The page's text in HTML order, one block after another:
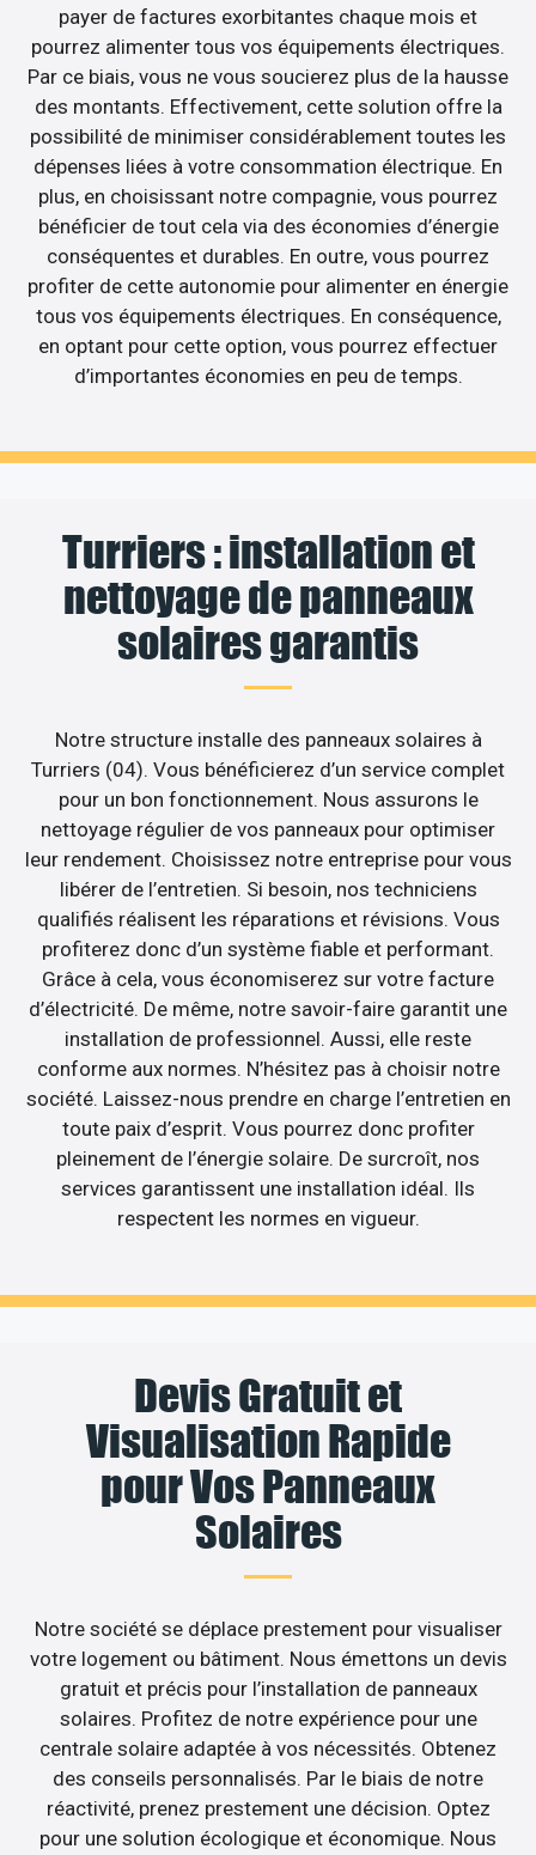
payer de factures exorbitantes chaque mois et
pourrez alimenter tous vos équipements électriques.
Par ce biais, vous ne vous soucierez plus de la hausse
des montants. Effectivement, cette solution offre la
possibilité de minimiser considérablement toutes les
dépenses liées à votre consommation électrique. En
plus, en choisissant notre compagnie, vous pourrez
bénéficier de tout cela via des économies d’énergie
conséquentes et durables. En outre, vous pourrez
profiter de cette autonomie pour alimenter en énergie
tous vos équipements électriques. En conséquence,
en optant pour cette option, vous pourrez effectuer
d’importantes économies en peu de temps.
Turriers : installation et
nettoyage de panneaux
solaires garantis
Notre structure installe des panneaux solaires à
Turriers (04). Vous bénéficierez d’un service complet
pour un bon fonctionnement. Nous assurons le
nettoyage régulier de vos panneaux pour optimiser
leur rendement. Choisissez notre entreprise pour vous
libérer de l’entretien. Si besoin, nos techniciens
qualifiés réalisent les réparations et révisions. Vous
profiterez donc d’un système fiable et performant.
Grâce à cela, vous économiserez sur votre facture
d’électricité. De même, notre savoir-faire garantit une
installation de professionnel. Aussi, elle reste
conforme aux normes. N’hésitez pas à choisir notre
société. Laissez-nous prendre en charge l’entretien en
toute paix d’esprit. Vous pourrez donc profiter
pleinement de l’énergie solaire. De surcroît, nos
services garantissent une installation idéal. Ils
respectent les normes en vigueur.
Devis Gratuit et
Visualisation Rapide
pour Vos Panneaux
Solaires
Notre société se déplace prestement pour visualiser
votre logement ou bâtiment. Nous émettons un devis
gratuit et précis pour l’installation de panneaux
solaires. Profitez de notre expérience pour une
centrale solaire adaptée à vos nécessités. Obtenez
des conseils personnalisés. Par le biais de notre
réactivité, prenez prestement une décision. Optez
pour une solution écologique et économique. Nous